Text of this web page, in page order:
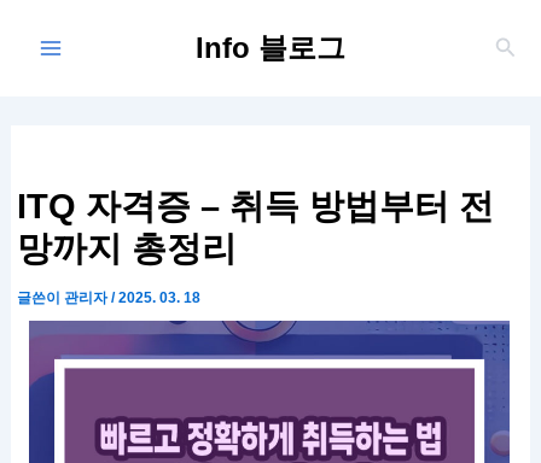
Info 블로그
검
ITQ 자격증 – 취득 방법부터 전
망까지 총정리
글쓴이 관리자/2025. 03. 18